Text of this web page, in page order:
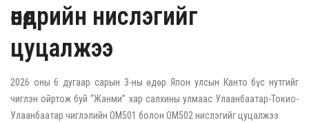
өнөөдрийн нислэгийг
цуцалжээ
2026 оны 6 дугаар сарын 3-ны өдөр Япон улсын Канто бүс нутгийг
чиглэн ойртож буй “Жанми” хар салхины улмаас Улаанбаатар-Токио-
Улаанбаатар чиглэлийн ОМ501 болон ОМ502 нислэгийг цуцалжээ.